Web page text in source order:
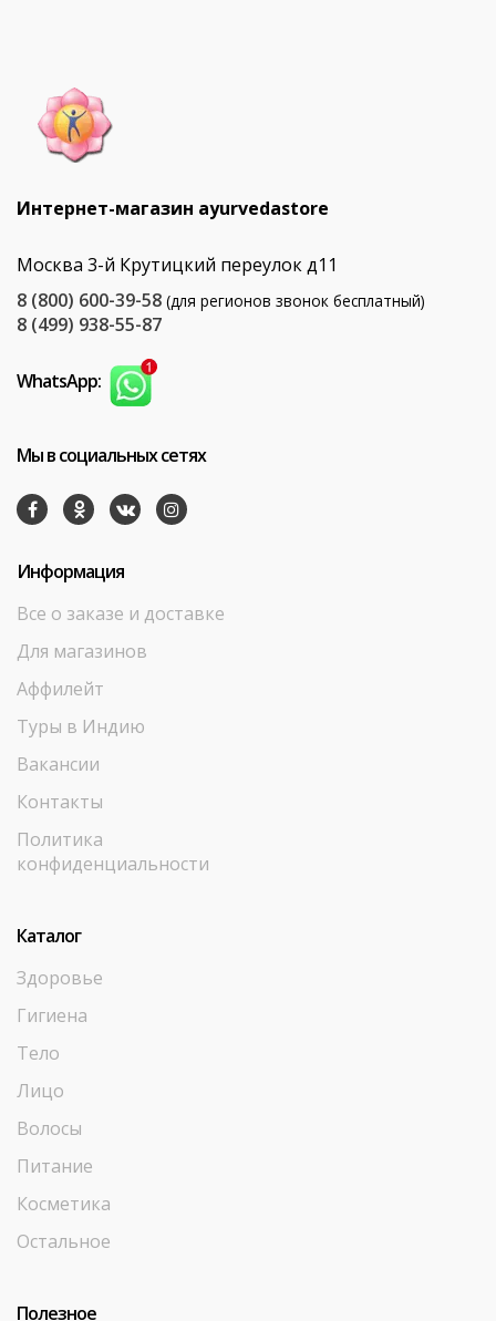
Интернет-магазин ayurvedastore
Москва 3-й Крутицкий переулок д11
8 (800) 600-39-58 (для регионов звонок бесплатный)
8 (499) 938-55-87
WhatsApp:
Мы в социальных сетях
Информация
Все о заказе и доставке
Для магазинов
Аффилейт
Туры в Индию
Вакансии
Контакты
Политика
конфиденциальности
Каталог
Здоровье
Гигиена
Тело
Лицо
Волосы
Питание
Косметика
Остальное
Полезное